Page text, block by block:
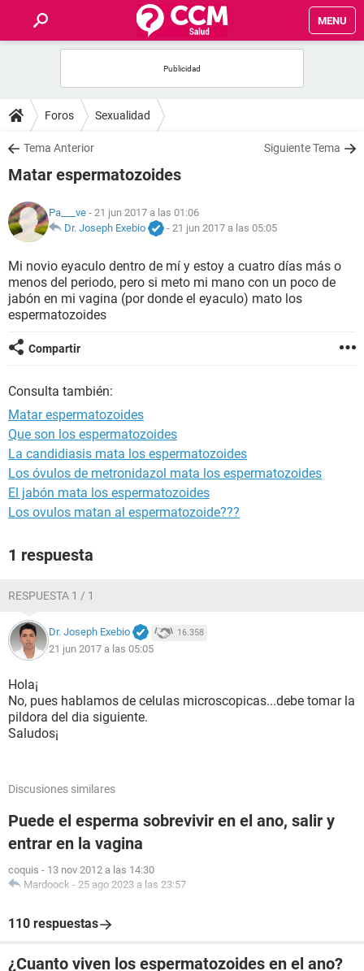
MENU
FOROS
SALUD
NUTRICIÓN
BIENESTAR
SEXUALIDAD
GLOSARIO
Foros Sexualidad
Tema Anterior Siguiente Tema
Matar espermatozoides
Pa___ve - 21 jun 2017 a las 01:06
Dr. Joseph Exebio
- 21 jun 2017 a las 05:05
Mi novio eyaculo dentro de mí y estoy a cuatro días más o
menos del periodo, pero si meto mi mano con un poco de
jabón en mi vagina (por donde el eyaculo) mato los
espermatozoides
Compartir
Consulta también:
Matar espermatozoides
Que son los espermatozoides
La candidiasis mata los espermatozoides
Los óvulos de metronidazol mata los espermatozoides
El jabón mata los espermatozoides
Los ovulos matan al espermatozoide???
1 respuesta
RESPUESTA 1 / 1
Dr. Joseph Exebio 16.358
21 jun 2017 a las 05:05
Hola¡
No, pues hablamos de celulas microscopicas...debe tomar la
pildora del dia siguiente.
Saludos¡
Discusiones similares
Puede el esperma sobrevivir en el ano, salir y
entrar en la vagina
coquis - 13 nov 2012 a las 14:30
Mardoock - 25 ago 2023 a las 23:57
110 respuestas
¿Cuanto viven los espermatozoides en el ano?